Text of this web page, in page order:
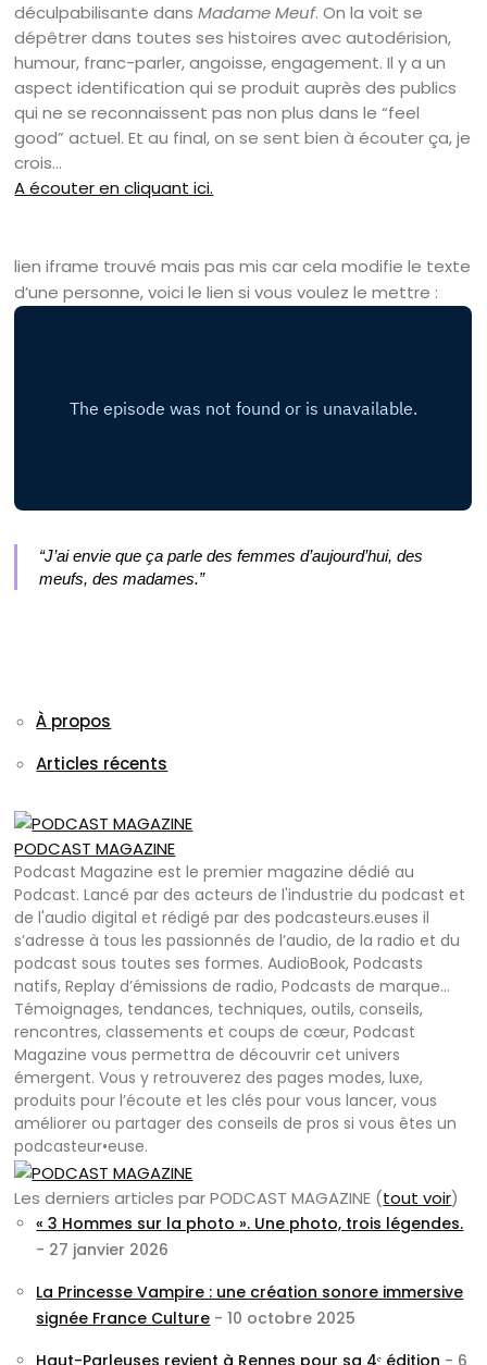
déculpabilisante dansMadame Meuf. On la voit se
dépêtrer dans toutes ses histoires avec autodérision,
humour, franc-parler, angoisse, engagement. Il y a un
aspect identification qui se produit auprès des publics
qui ne se reconnaissent pas non plus dans le “feel
good” actuel. Et au final, on se sent bien à écouter ça, je
crois…
A écouter en cliquant ici.
lien iframe trouvé mais pas mis car cela modifie le texte
d’une personne, voici le lien si vous voulez le mettre :
“J’ai envie que ça parle des femmes d’aujourd’hui, des
meufs, des madames.”
À propos
Articles récents
PODCAST MAGAZINE
Podcast Magazine est le premier magazine dédié au
Podcast. Lancé par des acteurs de l'industrie du podcast et
de l'audio digital et rédigé par des podcasteurs.euses il
s’adresse à tous les passionnés de l’audio, de la radio et du
podcast sous toutes ses formes. AudioBook, Podcasts
natifs, Replay d’émissions de radio, Podcasts de marque…
Témoignages, tendances, techniques, outils, conseils,
rencontres, classements et coups de cœur, Podcast
Magazine vous permettra de découvrir cet univers
émergent. Vous y retrouverez des pages modes, luxe,
produits pour l’écoute et les clés pour vous lancer, vous
améliorer ou partager des conseils de pros si vous êtes un
podcasteur•euse.
Les derniers articles par PODCAST MAGAZINE (tout voir)
« 3 Hommes sur la photo ». Une photo, trois légendes.
- 27 janvier 2026
La Princesse Vampire : une création sonore immersive
signée France Culture - 10 octobre 2025
Haut-Parleuses revient à Rennes pour sa 4ᵉ édition - 6